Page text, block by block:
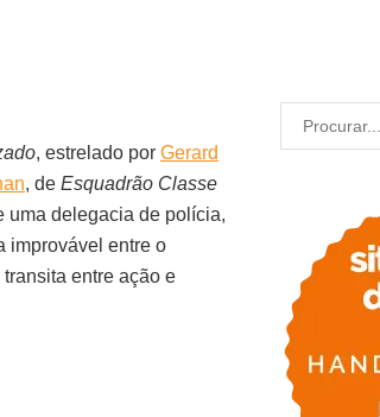
, estrelado por Gerard
, de Esquadrão Classe
uma delegacia de polícia,
improvável entre o
entre ação e